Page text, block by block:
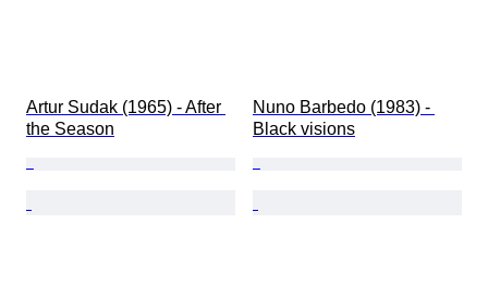
Artur Sudak (1965) - After
the Season
Nuno Barbedo (1983) -
Black visions